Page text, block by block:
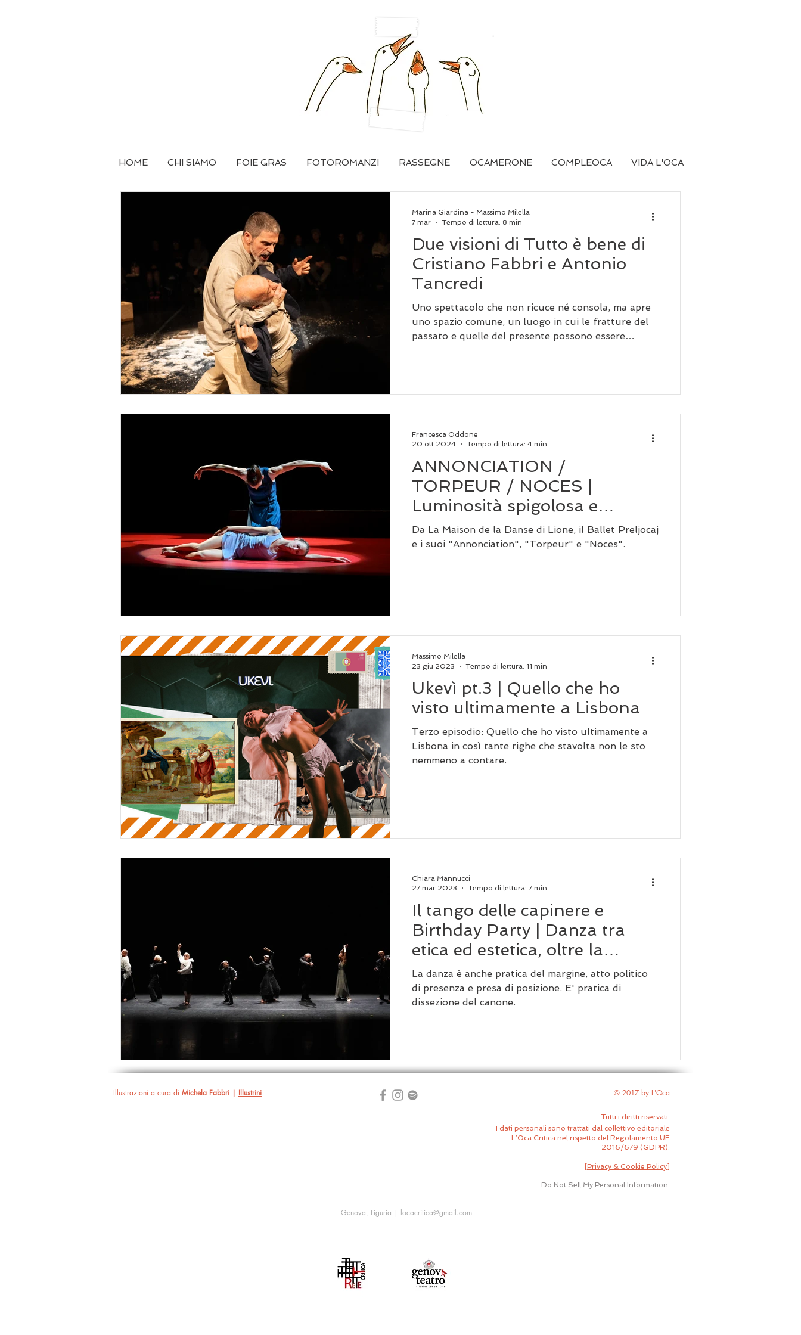
HOME CHI SIAMO FOIE GRAS FOTOROMANZI RASSEGNE OCAMERONE COMPLEOCA VIDA L'OCA
Due visioni di Tutto è bene di
Cristiano Fabbri e Antonio
Tancredi
Uno spettacolo che non ricuce né consola, ma apre
uno spazio comune, un luogo in cui le fratture del
passato e quelle del presente possono essere
Marina Giardina - Massimo Milella
7 mar
Tempo di lettura: 8 min
ANNONCIATION /
TORPEUR / NOCES |
Luminosità spigolosa e
dissacrante
Da La Maison de la Danse di Lione, il Ballet Preljocaj
e i suoi "Annonciation", "Torpeur" e "Noces".
Francesca Oddone
20 ott 2024
Tempo di lettura: 4 min
Ukevì pt.3 | Quello che ho
visto ultimamente a Lisbona
Terzo episodio: Quello che ho visto ultimamente a
Lisbona in così tante righe che stavolta non le sto
nemmeno a contare.
Massimo Milella
23 giu 2023
Tempo di lettura: 11 min
Il tango delle capinere e
Birthday Party | Danza tra
etica ed estetica, oltre la
biologia e i canoni
La danza è anche pratica del margine, atto politico
di presenza e presa di posizione. E' pratica di
dissezione del canone.
Chiara Mannucci
27 mar 2023
Tempo di lettura: 7 min
Illustrazioni a cura di Michela Fabbri | Illustrini © 2017 by L'Oca
Tutti i diritti riservati.
I dati personali sono trattati dal collettivo editoriale
L’Oca Critica nel rispetto del Regolamento UE
2016/679 (GDPR).
[Privacy & Cookie Policy]
Do Not Sell My Personal Information
Genova, Liguria | locacritica@gmail.com